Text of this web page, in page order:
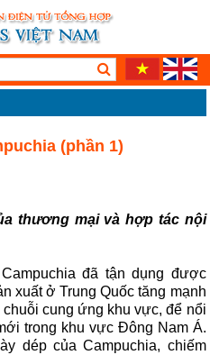
(phần 1)
thương mại và hợp tác nội
đã tận dụng được
xuất ở Trung Quốc tăng mạnh
cung ứng khu vực, để nổi
trong khu vực Đông Nam Á.
dép của Campuchia, chiếm